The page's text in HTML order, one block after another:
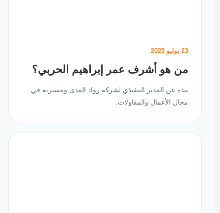
23 يوليو 2025
من هو أشرف عمر إبراهيم الحربي؟
نبذة عن المدير التنفيذي لشركة رواد المدى ومسيرته في
مجال الأعمال والمقاولات.